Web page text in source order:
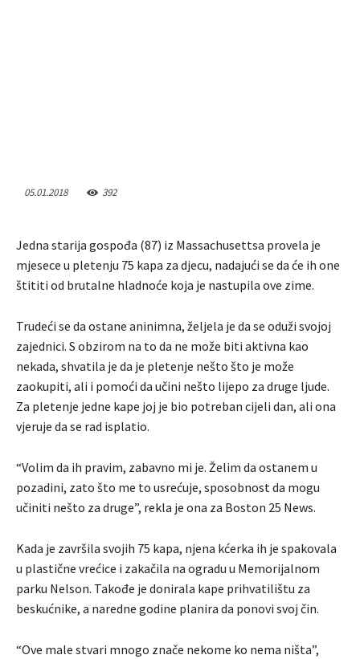
05.01.2018 392
Jedna starija gospođa (87) iz Massachusettsa provela je
mjesece u pletenju 75 kapa za djecu, nadajući se da će ih one
štititi od brutalne hladnoće koja je nastupila ove zime.
Trudeći se da ostane aninimna, željela je da se oduži svojoj
zajednici. S obzirom na to da ne može biti aktivna kao
nekada, shvatila je da je pletenje nešto što je može
zaokupiti, ali i pomoći da učini nešto lijepo za druge ljude.
Za pletenje jedne kape joj je bio potreban cijeli dan, ali ona
vjeruje da se rad isplatio.
“Volim da ih pravim, zabavno mi je. Želim da ostanem u
pozadini, zato što me to usrećuje, sposobnost da mogu
učiniti nešto za druge”, rekla je ona za Boston 25 News.
Kada je završila svojih 75 kapa, njena kćerka ih je spakovala
u plastične vrećice i zakačila na ogradu u Memorijalnom
parku Nelson. Takođe je donirala kape prihvatilištu za
beskućnike, a naredne godine planira da ponovi svoj čin.
“Ove male stvari mnogo znače nekome ko nema ništa”,